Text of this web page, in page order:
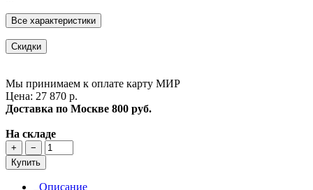
Все характеристики
Скидки
Мы принимаем к оплате карту МИР
Цена: 27 870 р.
Доставка по Москве 800 руб.
На складе
+
−
Купить
Описание